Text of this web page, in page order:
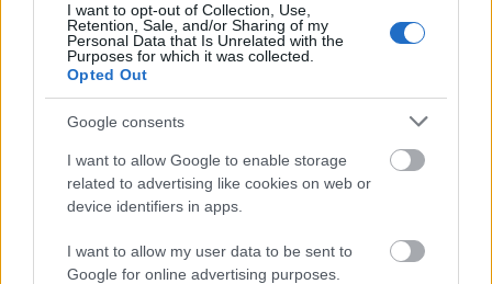
I want to opt-out of Collection, Use,
Retention, Sale, and/or Sharing of my
Personal Data that Is Unrelated with the
Purposes for which it was collected.
Opted Out
Google consents
I want to allow Google to enable storage
related to advertising like cookies on web or
device identifiers in apps.
I want to allow my user data to be sent to
Google for online advertising purposes.